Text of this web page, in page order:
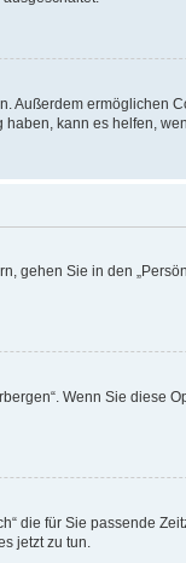
Außerdem ermöglichen
kann es helfen,
gehen Sie in den
Wenn Sie diese
die für Sie passende
jetzt zu tun.